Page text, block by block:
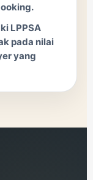
LPPSA
pada nilai
yang